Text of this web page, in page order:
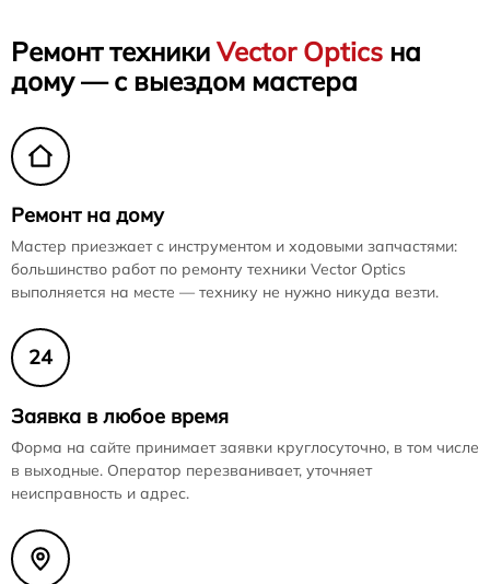
Ремонт техники Vector Optics на
дому — с выездом мастера
Ремонт на дому
Мастер приезжает с инструментом и ходовыми запчастями:
большинство работ по ремонту техники Vector Optics
выполняется на месте — технику не нужно никуда везти.
24
Заявка в любое время
Форма на сайте принимает заявки круглосуточно, в том числе
в выходные. Оператор перезванивает, уточняет
неисправность и адрес.